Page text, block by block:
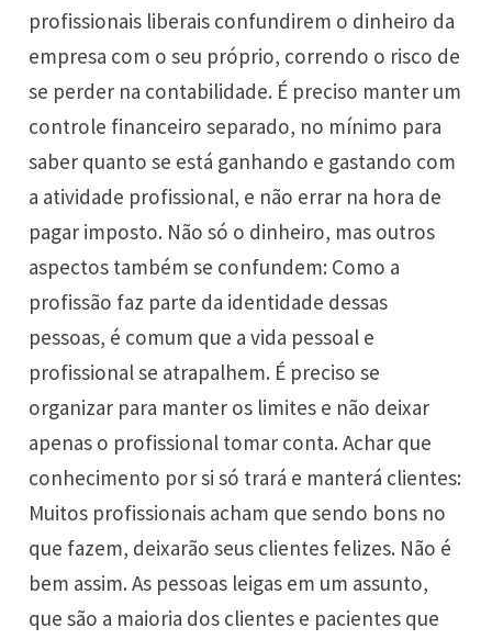
profissionais liberais confundirem o dinheiro da
empresa com o seu próprio, correndo o risco de
se perder na contabilidade. É preciso manter um
controle financeiro separado, no mínimo para
saber quanto se está ganhando e gastando com
a atividade profissional, e não errar na hora de
pagar imposto. Não só o dinheiro, mas outros
aspectos também se confundem: Como a
profissão faz parte da identidade dessas
pessoas, é comum que a vida pessoal e
profissional se atrapalhem. É preciso se
organizar para manter os limites e não deixar
apenas o profissional tomar conta. Achar que
conhecimento por si só trará e manterá clientes:
Muitos profissionais acham que sendo bons no
que fazem, deixarão seus clientes felizes. Não é
bem assim. As pessoas leigas em um assunto,
que são a maioria dos clientes e pacientes que